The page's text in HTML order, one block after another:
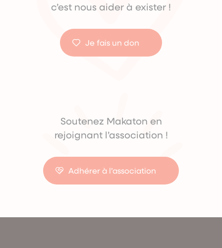
c’est nous aider à exister !
Je fais un don
Soutenez Makaton en
rejoignant l’association !
Adhérer à l’association